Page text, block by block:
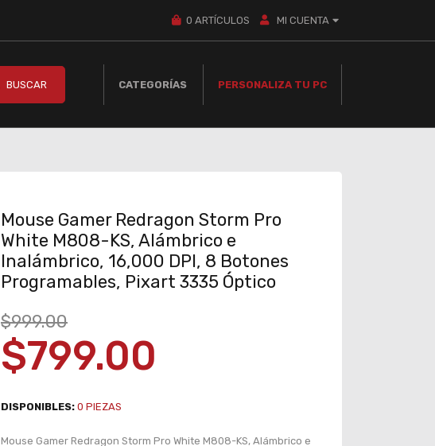
0 ARTÍCULOS MI CUENTA
BUSCAR CATEGORÍAS PERSONALIZA TU PC
Mouse Gamer Redragon Storm Pro
White M808-KS, Alámbrico e
Inalámbrico, 16,000 DPI, 8 Botones
Programables, Pixart 3335 Óptico
$999.00
$799.00
DISPONIBLES: 0 PIEZAS
Mouse Gamer Redragon Storm Pro White M808-KS, Alámbrico e